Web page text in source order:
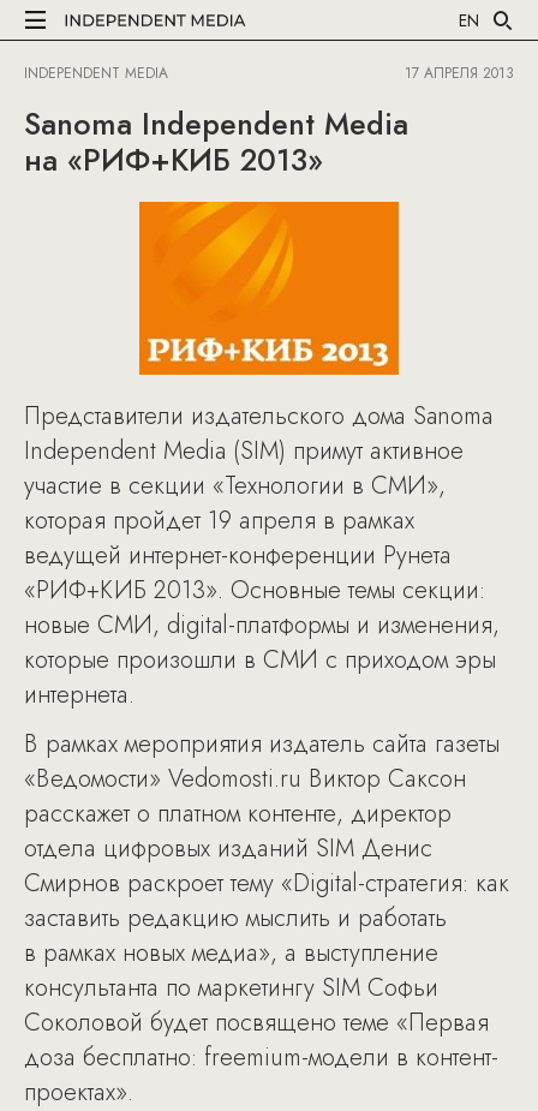
EN
INDEPENDENT MEDIA 17 АПРЕЛЯ 2013
Sanoma Independent Media
на «РИФ+КИБ 2013»
Представители издательского дома Sanoma
Independent Media (SIM) примут активное
участие в секции «Технологии в СМИ»,
которая пройдет 19 апреля в рамках
ведущей интернет-конференции Рунета
«РИФ+КИБ 2013». Основные темы секции:
новые СМИ, digital-платформы и изменения,
которые произошли в СМИ с приходом эры
интернета.
В рамках мероприятия издатель сайта газеты
«Ведомости» Vedomosti.ru Виктор Саксон
расскажет о платном контенте, директор
отдела цифровых изданий SIM Денис
Смирнов раскроет тему «Digital-стратегия: как
заставить редакцию мыслить и работать
в рамках новых медиа», а выступление
консультанта по маркетингу SIM Софьи
Соколовой будет посвящено теме «Первая
доза бесплатно: freemium-модели в контент-
проектах».